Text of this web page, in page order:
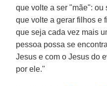
que volte a ser "mãe": ou
que volte a gerar filhos e
que seja cada vez mais
pessoa possa se
Jesus e com o Jesus do
por ele."